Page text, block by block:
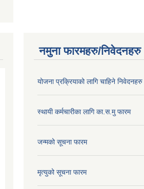
नमुना फारमहरु/निवेदनहरु
योजना प्रक्रियाको लागि चाहिने निवेदनहरु
स्थायी कर्मचारीका लागि का.स.मु फारम
जन्मको सूचना फारम
मृत्युको सूचना फारम